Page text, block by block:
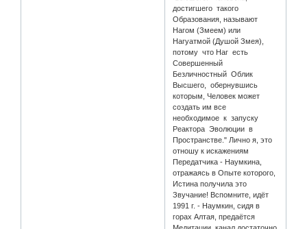
достигшего такого
Образования, называют
Нагом (Змеем) или
Нагуатмой (Душой Змея),
потому что Наг есть
Совершенный
Безличностный Облик
Высшего, обернувшись
которым, Человек может
создать им все
необходимое к запуску
Реактора Эволюции в
Пространстве." Лично я, это
отношу к искажениям
Передатчика - Наумкина,
отражаясь в Опыте которого,
Истина получила это
Звучание! Вспомните, идёт
1991 г. - Наумкин, сидя в
горах Алтая, предаётся